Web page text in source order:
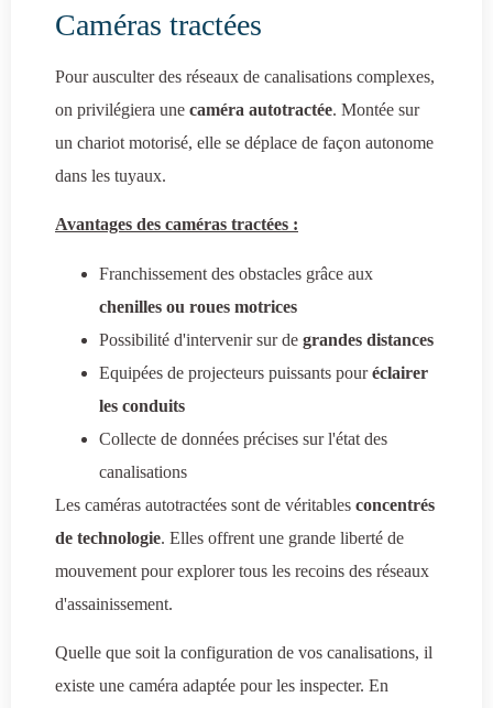
Caméras tractées
Pour ausculter des réseaux de canalisations complexes,
on privilégiera une caméra autotractée. Montée sur
un chariot motorisé, elle se déplace de façon autonome
dans les tuyaux.
Avantages des caméras tractées :
Franchissement des obstacles grâce aux
chenilles ou roues motrices
Possibilité d'intervenir sur de grandes distances
Equipées de projecteurs puissants pouréclairer
les conduits
Collecte de données précises sur l'état des
canalisations
Les caméras autotractées sont de véritables concentrés
de technologie. Elles offrent une grande liberté de
mouvement pour explorer tous les recoins des réseaux
d'assainissement.
Quelle que soit la configuration de vos canalisations, il
existe une caméra adaptée pour les inspecter. En